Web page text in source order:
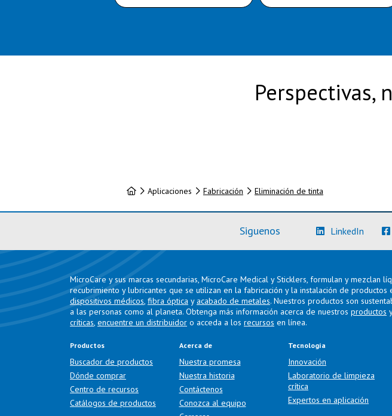
Perspectivas,
InicioAplicaciones Fabricación Eliminación de tinta
Siguenos LinkedIn (Más
MicroCare y sus marcas secundarias, MicroCare Medical y Sticklers, formulan y mezclan
recubrimiento y lubricantes que se utilizan en la fabricación y la instalación de productos
dispositivos médicos, fibra óptica y acabado de metales. Nuestros productos son
a las personas como al planeta. Obtenga más información acerca de nuestros productos
críticas, encuentre un distribuidor o acceda a los recursos en línea.
Productos
Buscador de productos
Dónde comprar
Centro de recursos
Catálogos de productos
Acerca de
Nuestra promesa
Nuestra historia
Contáctenos
Conozca al equipo
Tecnología
Innovación
Laboratorio de limpieza
crítica
Expertos en aplicación